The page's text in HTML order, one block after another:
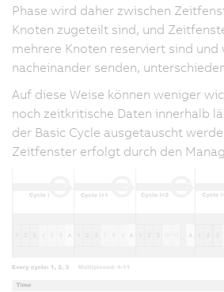
Phase wird daher zwischen
Knoten zugeteilt sind, und
mehrere Knoten reserviert sind und
nacheinander senden,
Auf diese Weise können weniger
noch zeitkritische Daten innerhalb
der Basic Cycle ausgetauscht
Zeitfenster erfolgt durch den